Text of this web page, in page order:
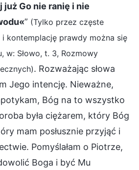
Go nie ranię i nie
” (Tylko przez częste
i kontemplację prawdy można się
w: Słowo, t. 3, Rozmowy
. Rozważając słowa
Jego intencję. Nieważne,
Bóg na to wszystko
była ciężarem, który Bóg
mam posłusznie przyjąć i
Pomyślałam o Piotrze,
Boga i być Mu